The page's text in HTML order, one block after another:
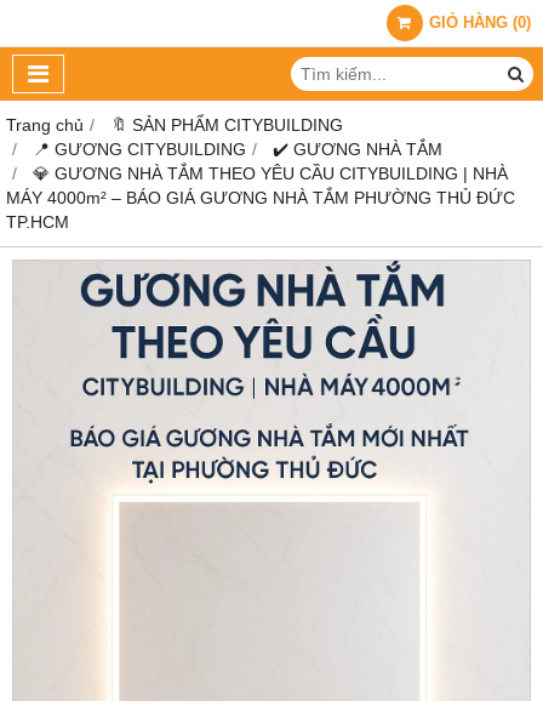
GIỎ HÀNG (0)
Trang chủ
🔖 SẢN PHẨM CITYBUILDING
📍 GƯƠNG CITYBUILDING
✔️ GƯƠNG NHÀ TẮM
💎 GƯƠNG NHÀ TẮM THEO YÊU CẦU CITYBUILDING | NHÀ
MÁY 4000m² – BÁO GIÁ GƯƠNG NHÀ TẮM PHƯỜNG THỦ ĐỨC
TP.HCM